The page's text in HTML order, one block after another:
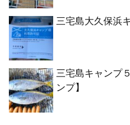
三宅島大久保浜
三宅島キャンプ
ンプ】